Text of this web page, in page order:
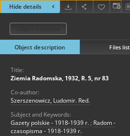
Hide details
Object description Files list
Title:
Ziemia Radomska, 1932, R. 5, nr 83
Co-author:
Szerszenowicz, Ludomir. Red.
Subject and Keywords:
Gazety polskie - 1918-1939 r. ; Radom -
czasopisma - 1918-1939 r.